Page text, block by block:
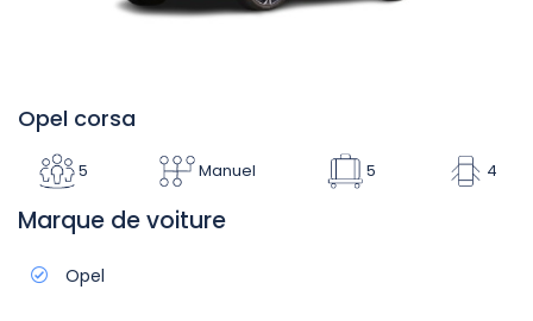
Opel corsa
5 Manuel 5 4
Marque de voiture
Opel